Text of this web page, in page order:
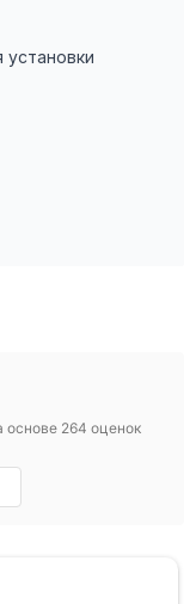
основе 264 оценок